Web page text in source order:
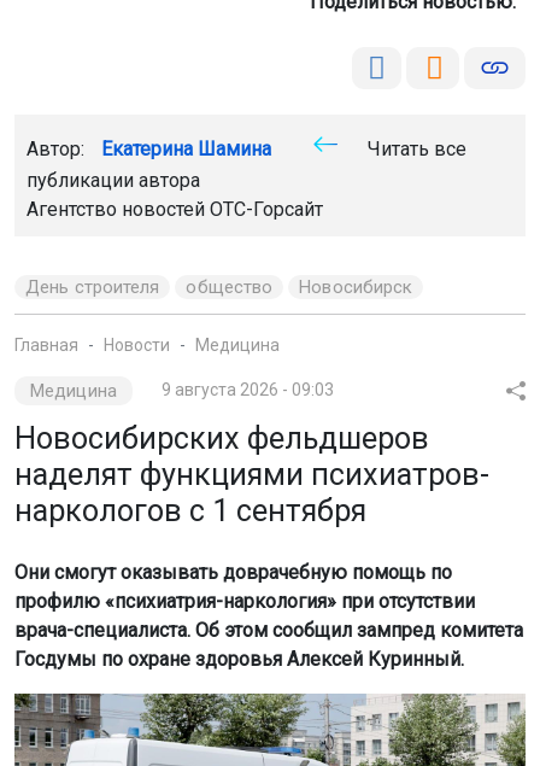
Автор: Екатерина Шамина
Читать все
публикации автора
Агентство новостей ОТС-Горсайт
День строителя общество Новосибирск
Главная Новости Медицина
Медицина 9 августа 2026 - 09:03
Новосибирских фельдшеров
наделят функциями психиатров-
наркологов с 1 сентября
Они смогут оказывать доврачебную помощь по
профилю «психиатрия-наркология» при отсутствии
врача-специалиста. Об этом сообщил зампред комитета
Госдумы по охране здоровья Алексей Куринный.